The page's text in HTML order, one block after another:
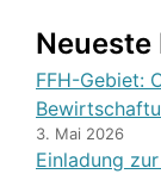
Neueste
FFH-Gebiet:
3. Mai 2026
Einladung